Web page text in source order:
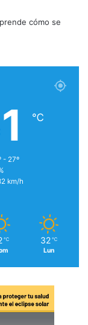
cómo se
℃
- 27º
km/h
℃ 32 ℃
Lun